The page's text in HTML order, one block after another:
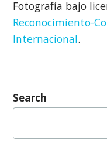
Fotografía bajo
Reconocimiento-
Internacional.
Search
Buscar: